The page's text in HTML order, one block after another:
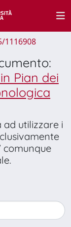
1116908
Pian dei
ad utilizzare i
comunque